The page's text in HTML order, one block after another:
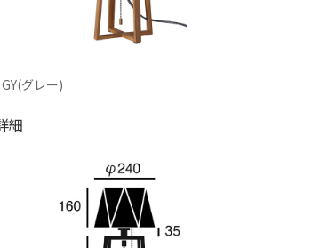
グレー)
細